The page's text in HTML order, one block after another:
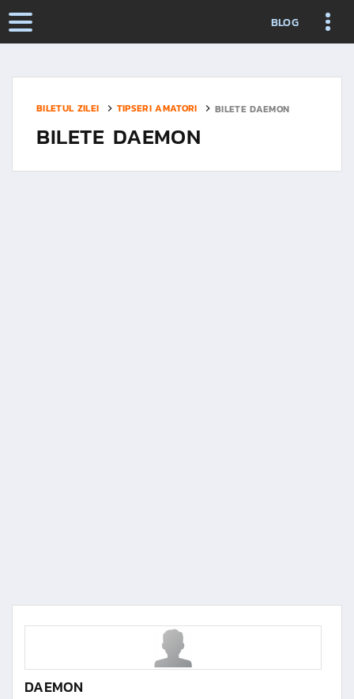
BLOG
BILETUL ZILEI TIPSERI AMATORI BILETE DAEMON
BILETE DAEMON
DAEMON